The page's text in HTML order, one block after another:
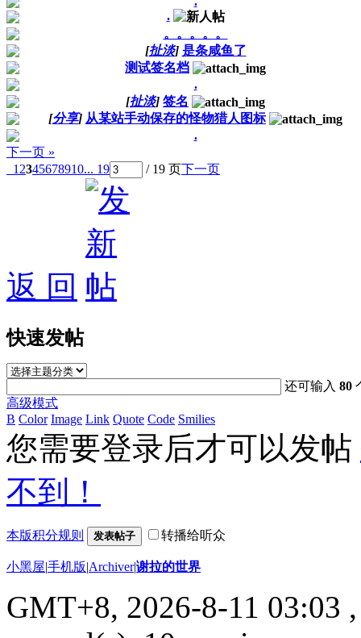
.
。。。。。
[扯淡] 是条咸鱼了
测试签名档
.
[扯淡] 签名
[分享] 从某站手动保存的怪物猎人图标
.
下一页 »
1 2345678910... 19 / 19 页下一页
返 回
快速发帖
还可输入80
高级模式
B Color Image Link Quote Code Smilies
您需要登录后才可以发帖
不到！
本版积分规则 发表帖子 转播给听众
小黑屋|手机版|Archiver|谢拉的世界
GMT+8, 2026-8-11 03:03